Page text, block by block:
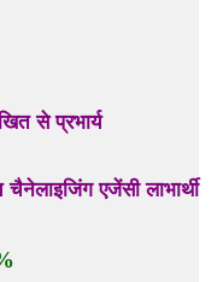
से प्रभार्य
एजेंसी लाभार्थी